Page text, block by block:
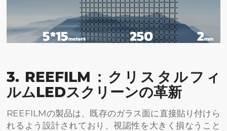
3. REEFILM：クリスタルフィ
ルムLEDスクリーンの革新
REEFILMの製品は、既存のガラス面に直接貼り付けら
れるよう設計されており、視認性を大きく損なうこと